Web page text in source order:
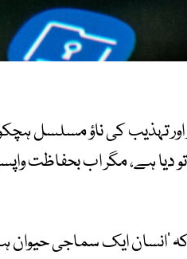
اور تہذیب کی ناؤ مسلسل
تو دیا ہے، مگر اب بحفاظت
’انسان ایک سماجی حیوان